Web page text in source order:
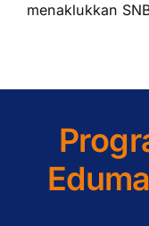
menaklukkan